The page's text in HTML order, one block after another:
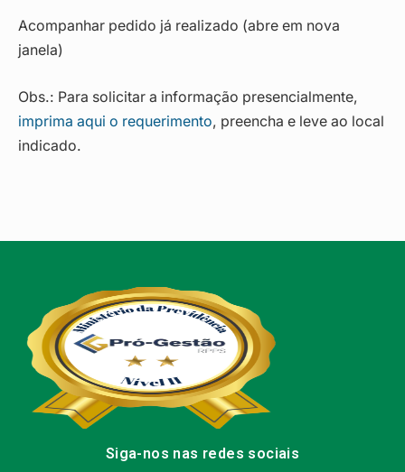
Acompanhar pedido já realizado (abre em nova
janela)
Obs.: Para solicitar a informação presencialmente,
imprima aqui o requerimento, preencha e leve ao local
indicado.
Siga-nos nas redes sociais